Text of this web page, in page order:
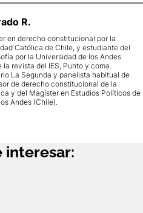
R.
en derecho constitucional por la
Católica de Chile, y estudiante del
por la Universidad de los Andes
la revista del IES, Punto y coma.
La Segunda y panelista habitual de
de derecho constitucional de la
y del Magíster en Estudios Políticos de
Andes (Chile).
interesar: